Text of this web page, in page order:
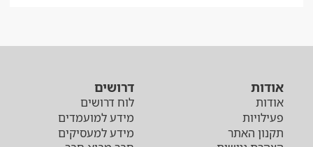
אודות
אודות
פעילויות
תקנון האתר
דרושים
לוח דרושים
מידע למועמדים
מידע למעסיקים